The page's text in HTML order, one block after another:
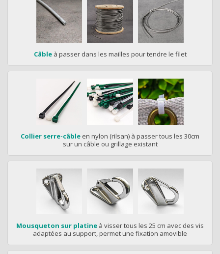
Câbleà passer dans les mailles pour tendre le filet
Collier serre-câble en nylon (rilsan) à passer tous les 30cm
sur un câble ou grillage existant
Mousqueton sur platine à visser tous les 25 cm avec des vis
adaptées au support, permet une fixation amovible